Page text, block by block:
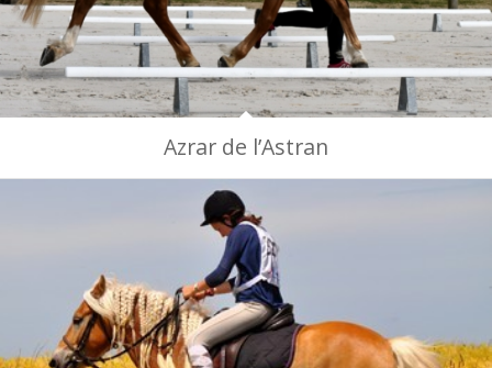
Azrar de l’Astran